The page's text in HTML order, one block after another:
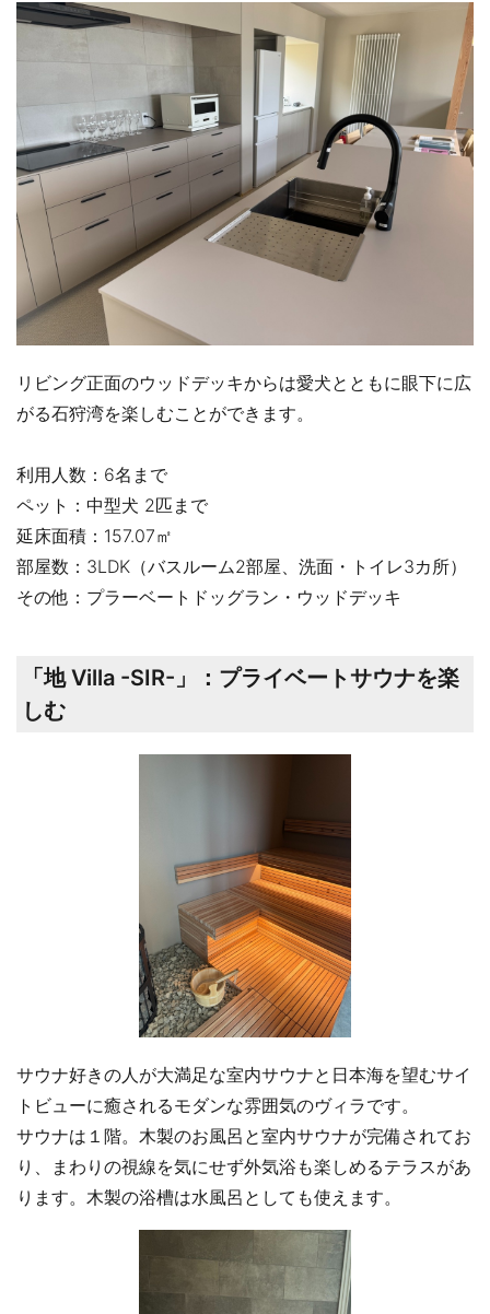
リビング正面のウッドデッキからは愛犬とともに眼下に広
がる石狩湾を楽しむことができます。
利用人数：6名まで
ペット：中型犬 2匹まで
延床面積：157.07㎡
部屋数：3LDK（バスルーム2部屋、洗面・トイレ3カ所）
その他：プラーベートドッグラン・ウッドデッキ
「地 Villa -SIR-」：プライベートサウナを楽
しむ
サウナ好きの人が大満足な室内サウナと日本海を望むサイ
トビューに癒されるモダンな雰囲気のヴィラです。
サウナは１階。木製のお風呂と室内サウナが完備されてお
り、まわりの視線を気にせず外気浴も楽しめるテラスがあ
ります。木製の浴槽は水風呂としても使えます。